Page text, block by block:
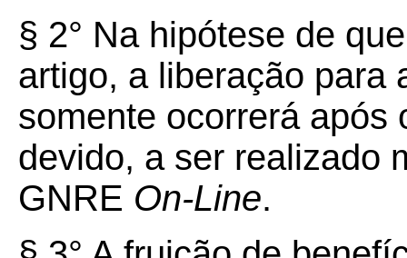
§ 2° Na hipótese de
artigo, a liberação para
somente ocorrerá após
devido, a ser realizado
GNRE On-Line.